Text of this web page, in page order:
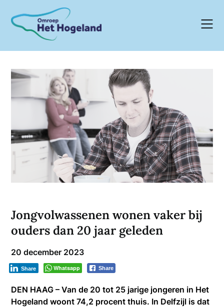
content
Jongvolwassenen wonen vaker bij
ouders dan 20 jaar geleden
20 december 2023
Whatsapp Share
Share
DEN HAAG – Van de 20 tot 25 jarige jongeren in Het
Hogeland woont 74,2 procent thuis. In Delfzijl is dat